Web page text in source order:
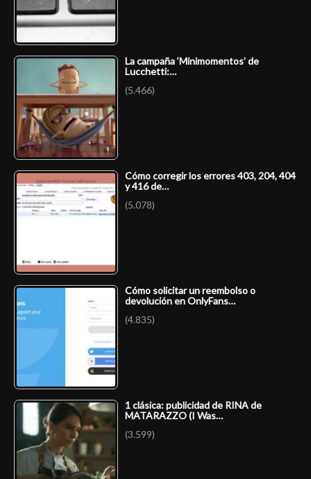
La campaña ‘Minimomentos’ de
Lucchetti:…
(5.466)
Cómo corregir los errores 403, 204, 404
y 416 de…
(5.078)
Cómo solicitar un reembolso o
devolución en OnlyFans…
(4.835)
1 clásica: publicidad de RINA de
MATARAZZO (I Was…
(3.599)